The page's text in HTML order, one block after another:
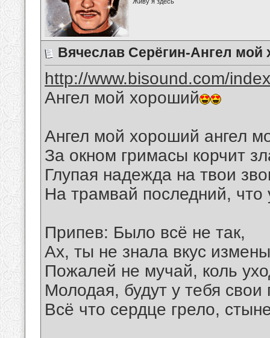
Вячеслав Серёгин-Ангел мой
http://www.bisound.com/
Ангел мой хороший
Ангел мой хороший ангел
За окном гримасы корчит
Глупая надежда на твои
На трамвай последний,
Припев: Было всё не так,
Ах, ты не знала вкус
Пожалей не мучай, коль
Молодая, будут у тебя
Всё что сердце грело,